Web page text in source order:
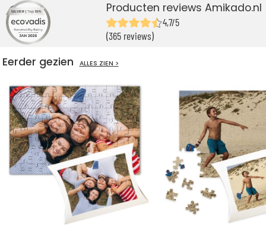
Producten reviews Amikado.nl
4,7/5
(365 reviews)
Eerder gezien ALLES ZIEN >